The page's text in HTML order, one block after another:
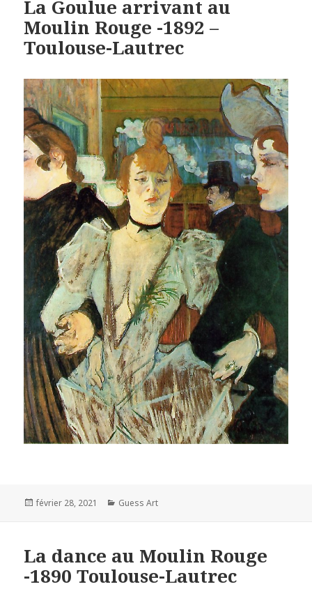
La Goulue arrivant au
Moulin Rouge -1892 –
Toulouse-Lautrec
Posted
février 28, 2021 Categories
Guess Art
La dance au Moulin Rouge
-1890 Toulouse-Lautrec